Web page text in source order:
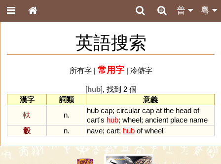
粵
普
英語搜索
所有字| 常用字| 冷僻字
[hub], 找到 2 個
漢字
詞類
意義
軑
n.
hub cap; circular cap at the head of
cart's hub; wheel; ancient place name
轂
n. nave; cart; hub of wheel